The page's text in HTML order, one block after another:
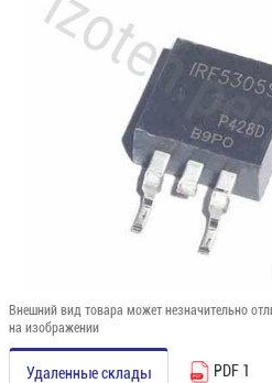
Внешний вид товара может незначительно
на изображении
Удаленные склады PDF 1